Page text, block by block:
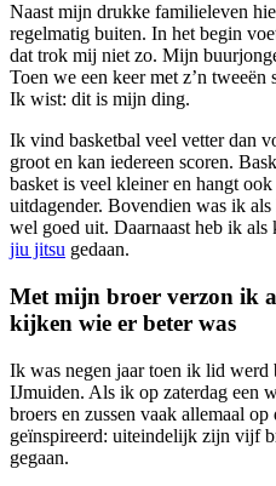
Naast mijn drukke familieleven
regelmatig buiten. In het begin
dat trok mij niet zo. Mijn
Toen we een keer met z’n
Ik wist: dit is mijn ding.
Ik vind basketbal veel vetter dan
groot en kan iedereen scoren.
basket is veel kleiner en hangt
uitdagender. Bovendien was ik
wel goed uit. Daarnaast heb ik
jiu jitsu gedaan.
Met mijn broer verzon ik
kijken wie er beter was
Ik was negen jaar toen ik lid
IJmuiden. Als ik op zaterdag een
broers en zussen vaak allemaal
geïnspireerd: uiteindelijk zijn vijf
gegaan.